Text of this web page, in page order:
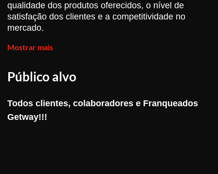
qualidade dos produtos oferecidos, o nível de
satisfação dos clientes e a competitividade no
mercado.
O departamento de compras é responsável por
custos de aquisição impacta diretamente na
A seleção de fornecedores confiáveis garante que
os produtos adquiridos atendam aos padrões de
Mostrar mais
Público alvo
Todos clientes, colaboradores e Franqueados
Getway!!!